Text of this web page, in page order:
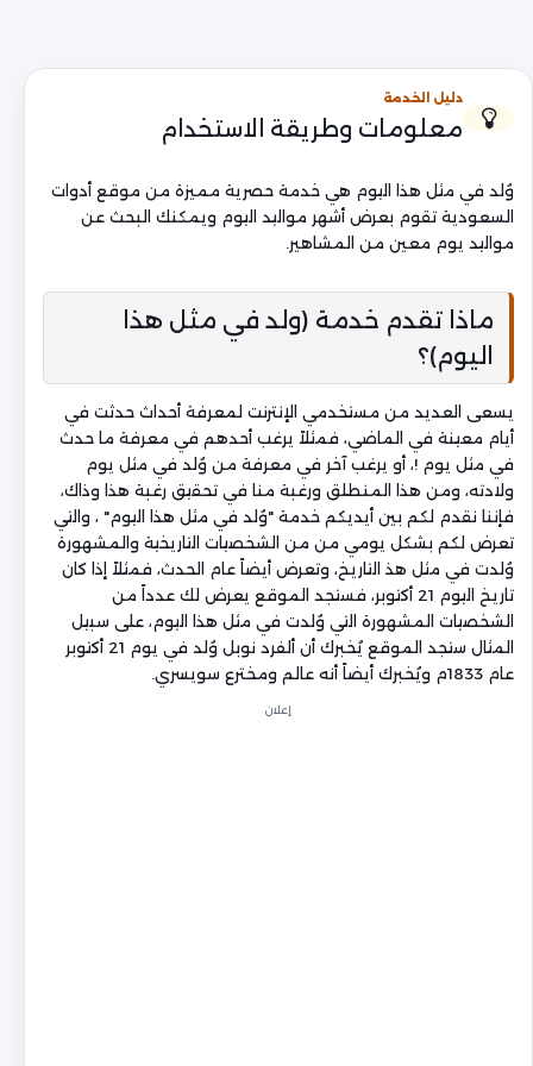
دليل الخدمة
معلومات وطريقة الاستخدام
وُلد في مثل هذا اليوم هي خدمة حصرية مميزة من موقع أدوات
السعودية تقوم بعرض أشهر مواليد اليوم ويمكنك البحث عن
مواليد يوم معين من المشاهير.
ماذا تقدم خدمة (ولد في مثل هذا
اليوم)؟
يسعى العديد من مستخدمي الإنترنت لمعرفة أحداث حدثت في
أيام معينة في الماضي، فمثلاً يرغب أحدهم في معرفة ما حدث
في مثل يوم !، أو يرغب آخر في معرفة من وُلد في مثل يوم
ولادته، ومن هذا المنطلق ورغبة منا في تحقيق رغبة هذا وذاك،
فإننا نقدم لكم بين أيديكم خدمة "وُلد في مثل هذا اليوم" ، والتي
تعرض لكم بشكل يومي من من الشخصيات التاريخية والمشهورة
وُلدت في مثل هذ التاريخ، وتعرض أيضاً عام الحدث، فمثلاً إذا كان
تاريخ اليوم 21 أكتوبر، فستجد الموقع يعرض لك عدداً من
الشخصيات المشهورة التي وُلدت في مثل هذا اليوم، على سبيل
المثال ستجد الموقع يُخبرك أن ألفرد نوبل وُلد في يوم 21 أكتوبر
عام 1833م ويُخبرك أيضاً أنه عالم ومخترع سويسري.
إعلان